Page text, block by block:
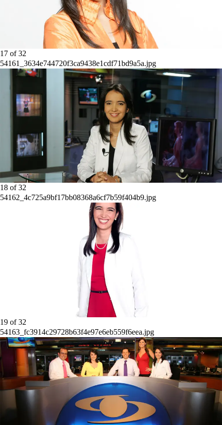
17 of32
54161_3634e744720f3ca9438e1cdf71bd9a5a.jpg
18 of32
54162_4c725a9bf17bb08368a6cf7b59f404b9.jpg
19 of32
54163_fc3914c29728b63f4e97e6eb559f6eea.jpg